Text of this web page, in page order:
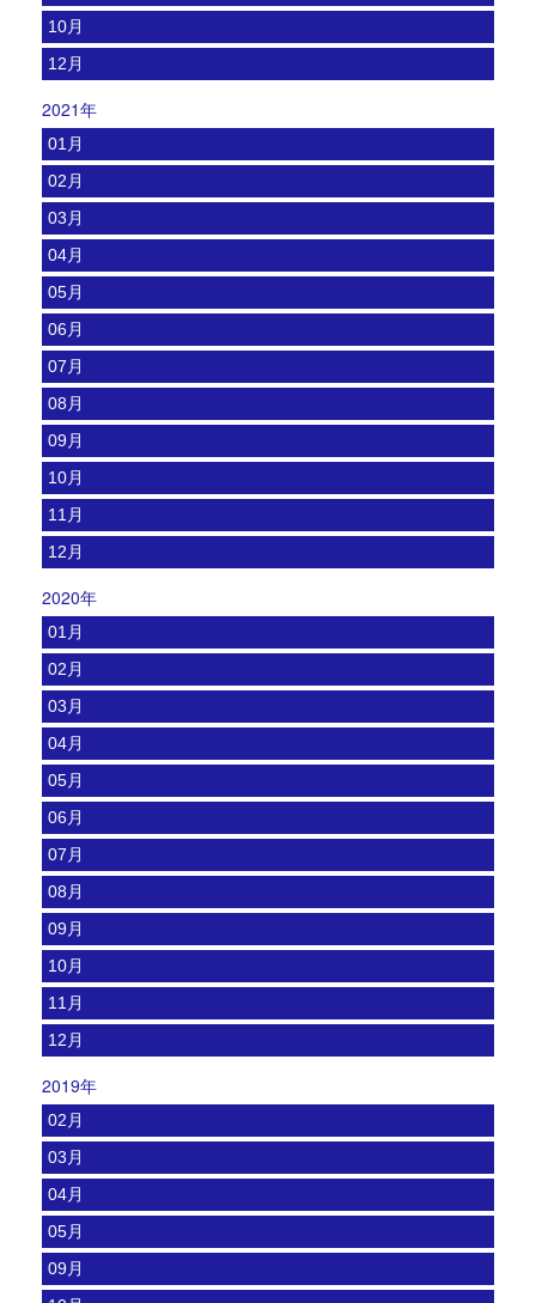
10月
12月
2021年
01月
02月
03月
04月
05月
06月
07月
08月
09月
10月
11月
12月
2020年
01月
02月
03月
04月
05月
06月
07月
08月
09月
10月
11月
12月
2019年
02月
03月
04月
05月
09月